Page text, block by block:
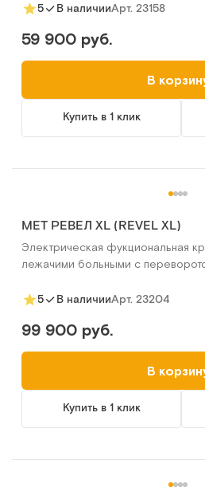
5 В наличииАрт. 23158
59 900 руб.
В
Купить в 1 клик
MET РЕВЕЛ XL (REVEL XL)
Электрическая фукциональная
лежачими больными с
5 В наличииАрт. 23204
99 900 руб.
В
Купить в 1 клик